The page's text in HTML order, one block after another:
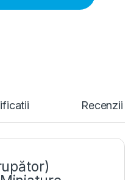
Recenzii